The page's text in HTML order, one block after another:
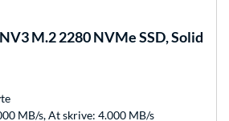
M.2 2280 NVMe SSD, Solid
MB/s, At skrive: 4.000 MB/s